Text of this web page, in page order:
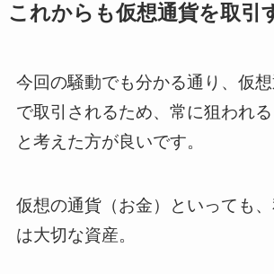
これからも仮想通貨を取引
今回の騒動でも分かる通り、仮
で取引されるため、常に狙われ
と考えた方が良いです。
仮想の通貨（お金）といっても
は大切な資産。